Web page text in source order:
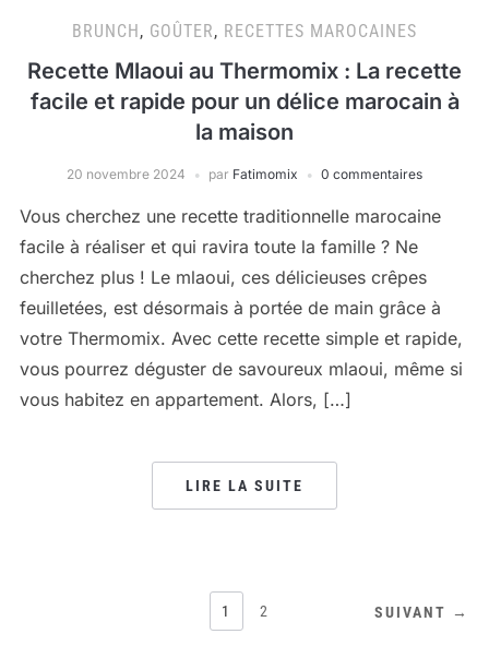
BRUNCH, GOÛTER, RECETTES MAROCAINES
Recette Mlaoui au Thermomix : La recette
facile et rapide pour un délice marocain à
la maison
20 novembre 2024 par Fatimomix 0 commentaires
Vous cherchez une recette traditionnelle marocaine
facile à réaliser et qui ravira toute la famille ? Ne
cherchez plus ! Le mlaoui, ces délicieuses crêpes
feuilletées, est désormais à portée de main grâce à
votre Thermomix. Avec cette recette simple et rapide,
vous pourrez déguster de savoureux mlaoui, même si
vous habitez en appartement. Alors, […]
LIRE LA SUITE
1 2 SUIVANT →